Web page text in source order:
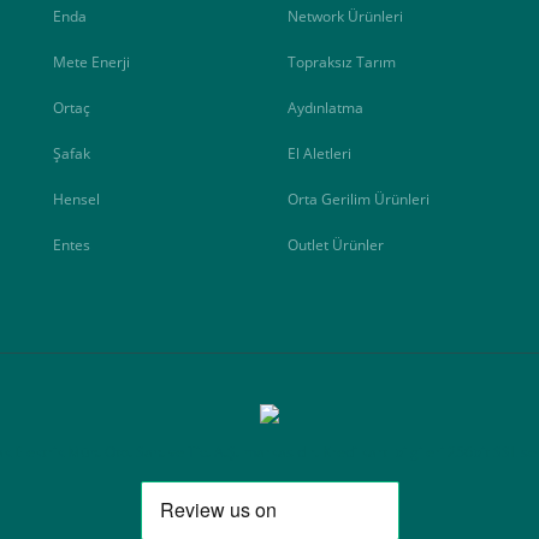
Enda
Mete Enerji
Ortaç
Şafak
Hensel
Entes
Network Ürünleri
Topraksız Tarım
Aydınlatma
El Aletleri
Orta Gerilim Ürünleri
Outlet Ürünler